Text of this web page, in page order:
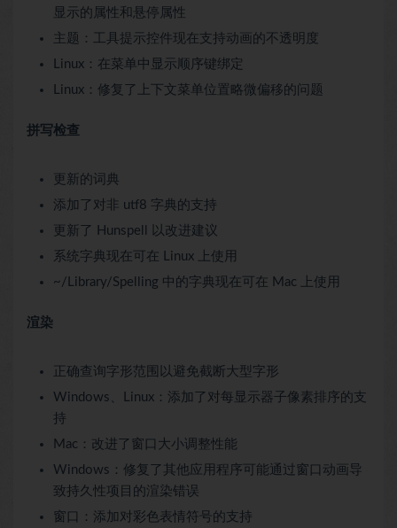
显示的属性和悬停属性
主题：工具提示控件现在支持动画的不透明度
Linux：在菜单中显示顺序键绑定
Linux：修复了上下文菜单位置略微偏移的问题
拼写检查
更新的词典
添加了对非 utf8 字典的支持
更新了 Hunspell 以改进建议
系统字典现在可在 Linux 上使用
~/Library/Spelling 中的字典现在可在 Mac 上使用
渲染
正确查询字形范围以避免截断大型字形
Windows、Linux：添加了对每显示器子像素排序的支
持
Mac：改进了窗口大小调整性能
Windows：修复了其他应用程序可能通过窗口动画导
致持久性项目的渲染错误
窗口：添加对彩色表情符号的支持